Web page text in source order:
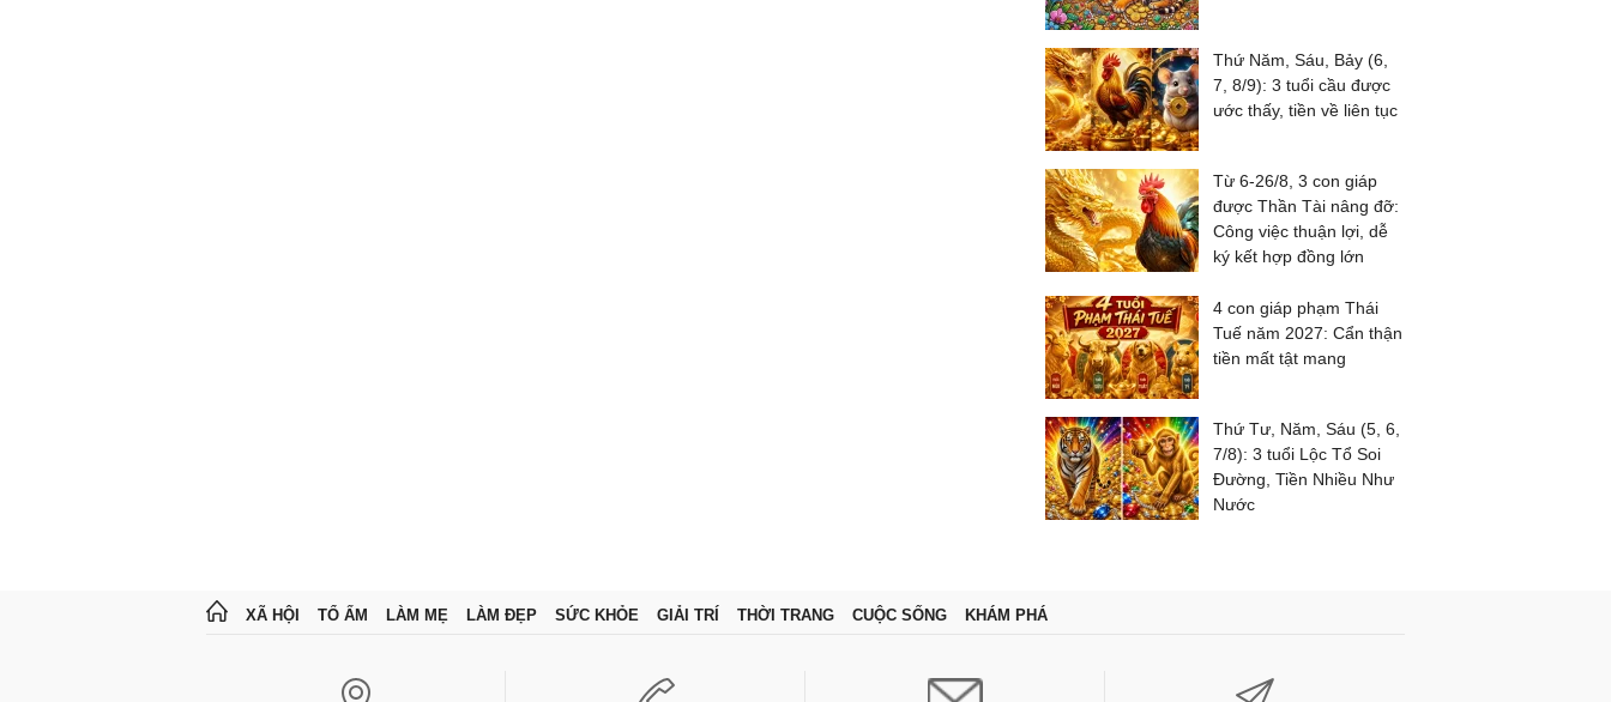
Thứ Năm, Sáu, Bảy (6,
7, 8/9): 3 tuổi cầu được
ước thấy, tiền về liên tục
Từ 6-26/8, 3 con giáp
được Thần Tài nâng đỡ:
Công việc thuận lợi, dễ
ký kết hợp đồng lớn
4 con giáp phạm Thái
Tuế năm 2027: Cẩn thận
tiền mất tật mang
Thứ Tư, Năm, Sáu (5, 6,
7/8): 3 tuổi Lộc Tổ Soi
Đường, Tiền Nhiều Như
Nước
XÃ HỘI TỔ ẤM LÀM MẸ LÀM ĐẸP SỨC KHỎE GIẢI TRÍ THỜI TRANG CUỘC SỐNG KHÁM PHÁ